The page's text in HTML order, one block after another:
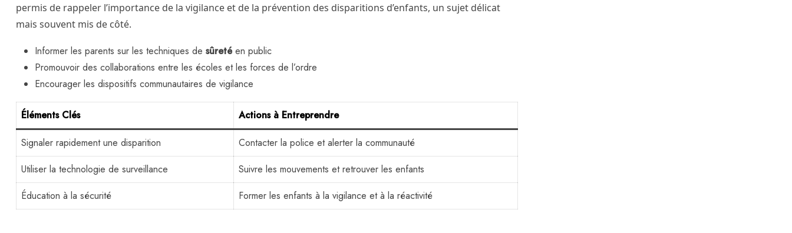
permis de rappeler l’importance de la vigilance et de la prévention des disparitions d’enfants, un sujet délicat
mais souvent mis de côté.
Informer les parents sur les techniques de sûretéen public
Promouvoir des collaborations entre les écoles et les forces de l’ordre
Encourager les dispositifs communautaires de vigilance
Éléments Clés Actions à Entreprendre
Signaler rapidement une disparition
Contacter la police et alerter la communauté
Utiliser la technologie de surveillance
Suivre les mouvements et retrouver les enfants
Éducation à la sécurité
Former les enfants à la vigilance et à la réactivité